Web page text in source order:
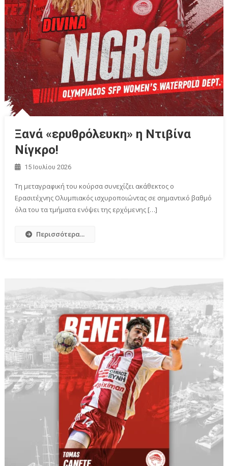
Ξανά «ερυθρόλευκη» η Ντιβίνα
Νίγκρο!
15 Ιουλίου 2026
Τη μεταγραφική του κούρσα συνεχίζει ακάθεκτος ο
Ερασιτέχνης Ολυμπιακός ισχυροποιώντας σε σημαντικό βαθμό
όλα του τα τμήματα ενόψει της ερχόμενης […]
Περισσότερα...